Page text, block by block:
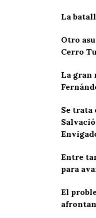
La
Otro
Cerro
La gran
Se trata
Entre
para
El